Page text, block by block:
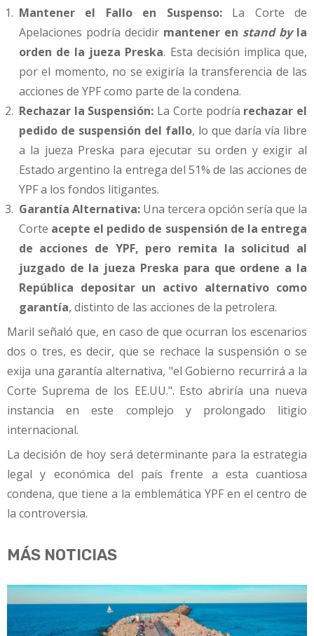
Mantener el Fallo en Suspenso:La Corte de
Apelaciones podría decidir mantener en stand byla
orden de la jueza Preska. Esta decisión implica que,
por el momento, no se exigiría la transferencia de las
acciones de YPF como parte de la condena.
Rechazar la Suspensión: La Corte podría rechazar el
pedido de suspensión del fallo, lo que daría vía libre
a la jueza Preska para ejecutar su orden y exigir al
Estado argentino la entrega del 51% de las acciones de
YPF a los fondos litigantes.
Garantía Alternativa:Una tercera opción sería que la
Corte acepte el pedido de suspensión de la entrega
de acciones de YPF, pero remita la solicitud al
juzgado de la jueza Preska para que ordene a la
República depositar un activo alternativo como
garantía, distinto de las acciones de la petrolera.
Maril señaló que, en caso de que ocurran los escenarios
dos o tres, es decir, que se rechace la suspensión o se
exija una garantía alternativa, "el Gobierno recurrirá a la
Corte Suprema de los EE.UU.". Esto abriría una nueva
instancia en este complejo y prolongado litigio
internacional.
La decisión de hoy será determinante para la estrategia
legal y económica del país frente a esta cuantiosa
condena, que tiene a la emblemática YPF en el centro de
la controversia.
MÁS NOTICIAS